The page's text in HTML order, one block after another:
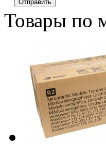
Отправить
Товары по